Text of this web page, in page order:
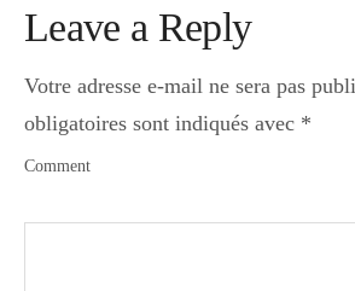
Leave a Reply
Votre adresse e-mail ne sera pas
obligatoires sont indiqués avec *
Comment